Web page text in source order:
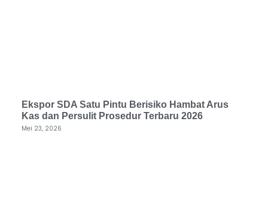
Ekspor SDA Satu Pintu Berisiko Hambat Arus
Kas dan Persulit Prosedur Terbaru 2026
Mei 23, 2026